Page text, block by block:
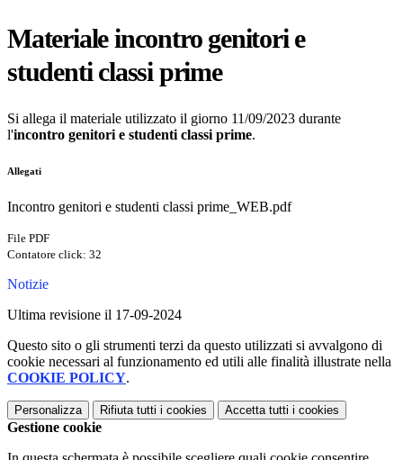
Materiale incontro genitori e
studenti classi prime
Si allega il materiale utilizzato il giorno 11/09/2023 durante
l'incontro genitori e studenti classi prime.
Allegati
Incontro genitori e studenti classi prime_WEB.pdf
File PDF
Contatore click: 32
Notizie
Ultima revisione il 17-09-2024
Questo sito o gli strumenti terzi da questo utilizzati si avvalgono di
cookie necessari al funzionamento ed utili alle finalità illustrate nella
COOKIE POLICY.
Personalizza Rifiuta tutti i cookies Accetta tutti i cookies
Gestione cookie